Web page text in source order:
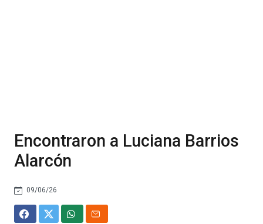
Encontraron a Luciana Barrios
Alarcón
09/06/26